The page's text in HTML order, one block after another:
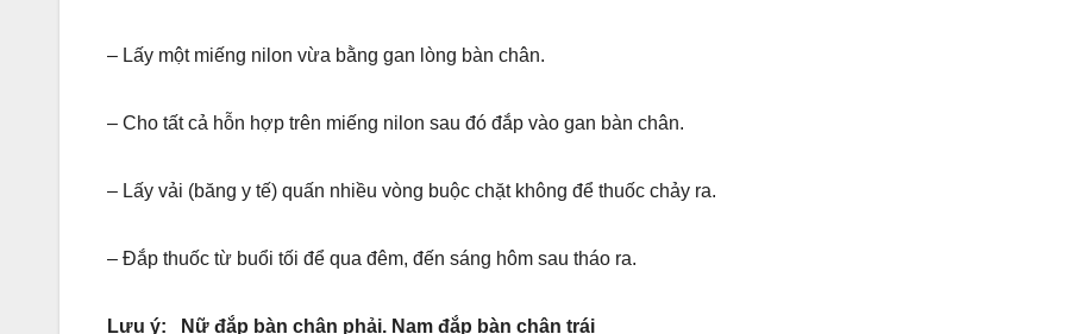
– Lấy một miếng nilon vừa bằng gan lòng bàn chân.
– Cho tất cả hỗn hợp trên miếng nilon sau đó đắp vào gan bàn chân.
– Lấy vải (băng y tế) quấn nhiều vòng buộc chặt không để thuốc chảy ra.
– Đắp thuốc từ buổi tối để qua đêm, đến sáng hôm sau tháo ra.
Lưu ý: Nữ đắp bàn chân phải. Nam đắp bàn chân trái